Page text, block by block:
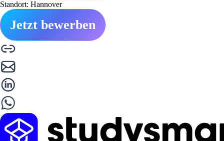
Standort: Hannover
Jetzt bewerben